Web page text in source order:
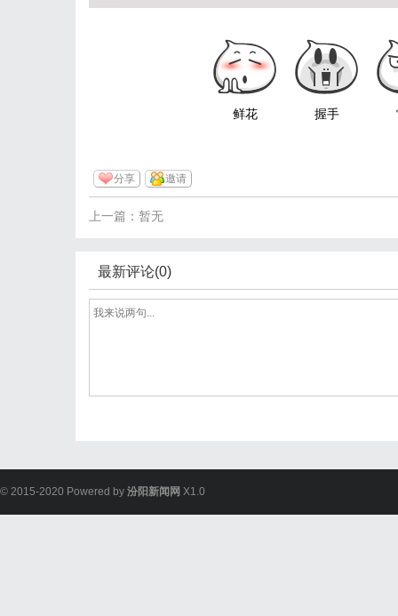
鲜花 握手
分享 邀请
上一篇：暂无
最新评论(0)
© 2015-2020 Powered by 汾阳新闻网 X1.0